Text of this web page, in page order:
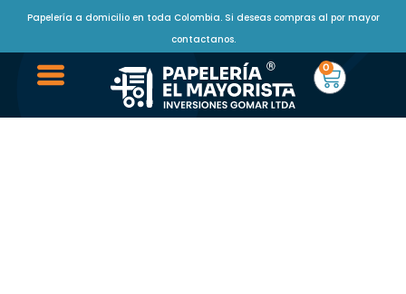
Papelería a domicilio en toda Colombia. Si deseas compras al por mayor
contactanos.
0